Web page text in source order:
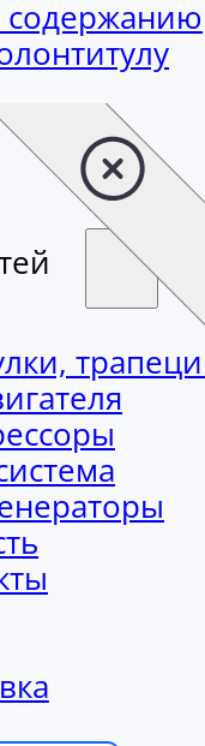
содержанию